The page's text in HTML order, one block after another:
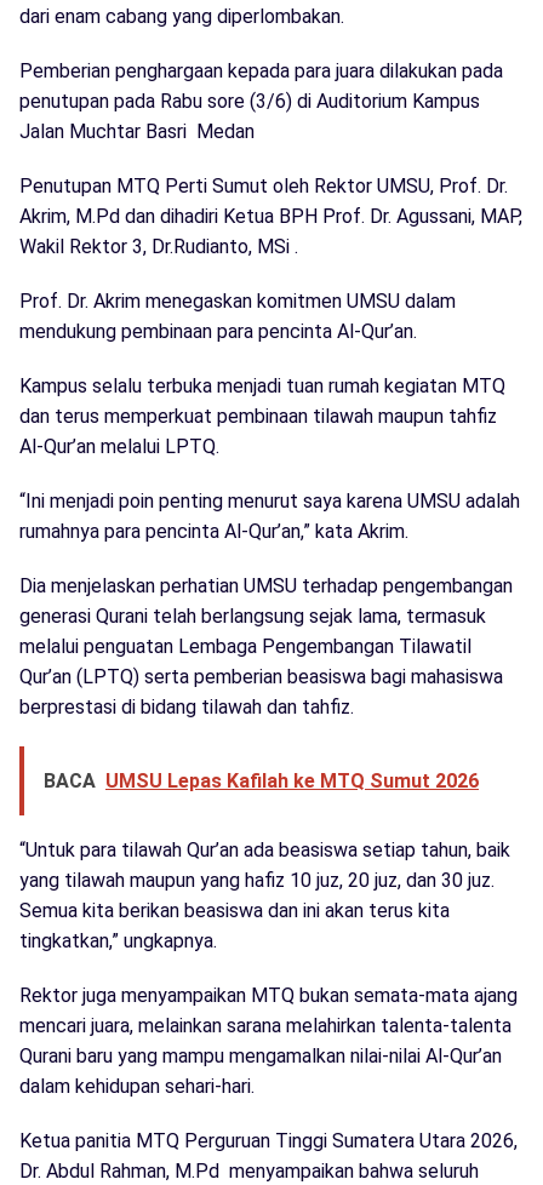
dari enam cabang yang diperlombakan.
Pemberian penghargaan kepada para juara dilakukan pada
penutupan pada Rabu sore (3/6) di Auditorium Kampus
Jalan Muchtar Basri Medan
Penutupan MTQ Perti Sumut oleh Rektor UMSU, Prof. Dr.
Akrim, M.Pd dan dihadiri Ketua BPH Prof. Dr. Agussani, MAP,
Wakil Rektor 3, Dr.Rudianto, MSi .
Prof. Dr. Akrim menegaskan komitmen UMSU dalam
mendukung pembinaan para pencinta Al-Qur’an.
Kampus selalu terbuka menjadi tuan rumah kegiatan MTQ
dan terus memperkuat pembinaan tilawah maupun tahfiz
Al-Qur’an melalui LPTQ.
“Ini menjadi poin penting menurut saya karena UMSU adalah
rumahnya para pencinta Al-Qur’an,” kata Akrim.
Dia menjelaskan perhatian UMSU terhadap pengembangan
generasi Qurani telah berlangsung sejak lama, termasuk
melalui penguatan Lembaga Pengembangan Tilawatil
Qur’an (LPTQ) serta pemberian beasiswa bagi mahasiswa
berprestasi di bidang tilawah dan tahfiz.
BACA UMSU Lepas Kafilah ke MTQ Sumut 2026
“Untuk para tilawah Qur’an ada beasiswa setiap tahun, baik
yang tilawah maupun yang hafiz 10 juz, 20 juz, dan 30 juz.
Semua kita berikan beasiswa dan ini akan terus kita
tingkatkan,” ungkapnya.
Rektor juga menyampaikan MTQ bukan semata-mata ajang
mencari juara, melainkan sarana melahirkan talenta-talenta
Qurani baru yang mampu mengamalkan nilai-nilai Al-Qur’an
dalam kehidupan sehari-hari.
Ketua panitia MTQ Perguruan Tinggi Sumatera Utara 2026,
Dr. Abdul Rahman, M.Pd menyampaikan bahwa seluruh